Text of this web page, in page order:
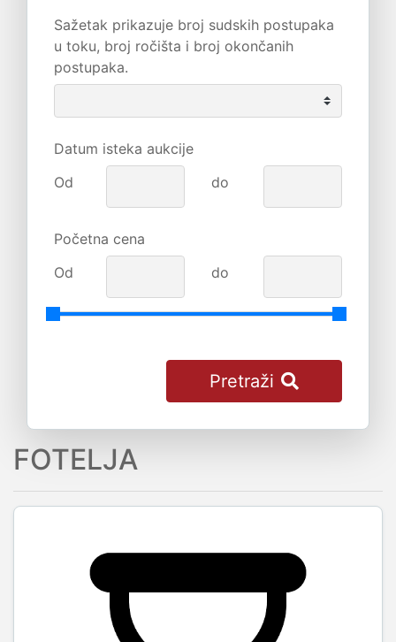
Sažetak prikazuje broj sudskih postupaka
u toku, broj ročišta i broj okončanih
postupaka.
Datum isteka aukcije
Od
do
Početna cena
Od
do
Pretraži
FOTELJA